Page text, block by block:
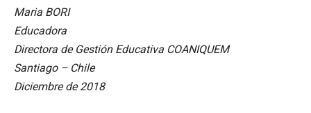
Maria BORI
Educadora
Directora de Gestión Educativa COANIQUEM
Santiago – Chile
Diciembre de 2018